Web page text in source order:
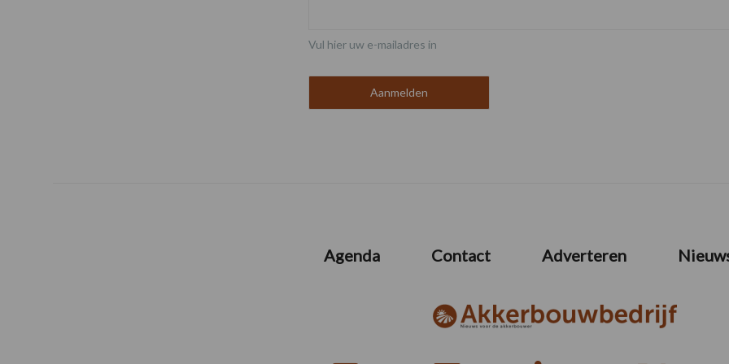
Vul hier uw e-mailadres in
Agenda Contact Adverteren